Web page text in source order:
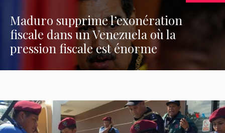
Maduro supprime l’exonération
fiscale dans un Venezuela où la
pression fiscale est énorme